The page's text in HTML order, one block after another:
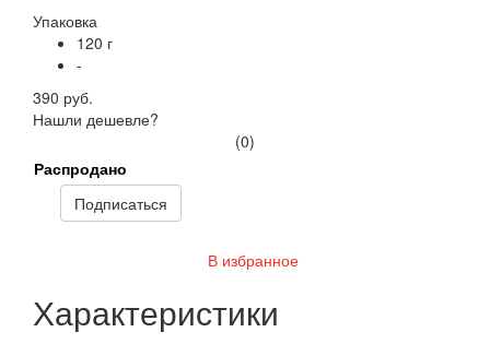
Упаковка
120 г
-
390 руб.
Нашли дешевле?
(0)
Распродано
Подписаться
В избранное
Характеристики